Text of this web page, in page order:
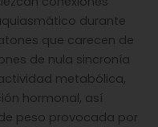
durante
que carecen de
de nula sincronía
metabólica,
hormonal, así
peso provocada por